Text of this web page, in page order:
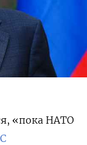
«пока НАТО